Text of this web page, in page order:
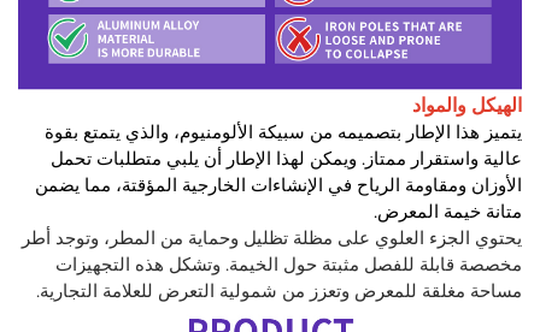
الهيكل والمواد
يتميز هذا الإطار بتصميمه من سبيكة الألومنيوم، والذي يتمتع بقوة
عالية واستقرار ممتاز. ويمكن لهذا الإطار أن يلبي متطلبات تحمل
الأوزان ومقاومة الرياح في الإنشاءات الخارجية المؤقتة، مما يضمن
متانة خيمة المعرض.
يحتوي الجزء العلوي على مظلة تظليل وحماية من المطر، وتوجد أطر
مخصصة قابلة للفصل مثبتة حول الخيمة. وتشكل هذه التجهيزات
مساحة مغلقة للمعرض وتعزز من شمولية التعرض للعلامة التجارية.